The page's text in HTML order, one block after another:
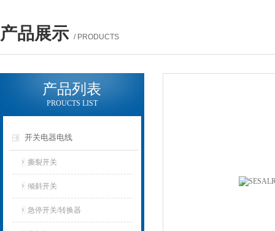
产品展示 / PRODUCTS
产品列表
PROUCTS LIST
开关电器电线
撕裂开关
倾斜开关
急停开关/转换器